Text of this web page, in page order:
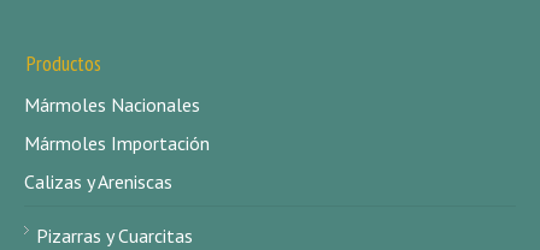
Productos
Mármoles Nacionales
Mármoles Importación
Calizas y Areniscas
Pizarras y Cuarcitas